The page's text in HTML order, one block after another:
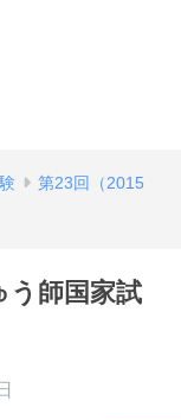
第23回（2015
う師国家試